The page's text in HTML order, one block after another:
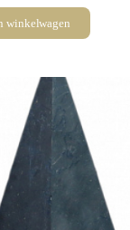
winkelwagen